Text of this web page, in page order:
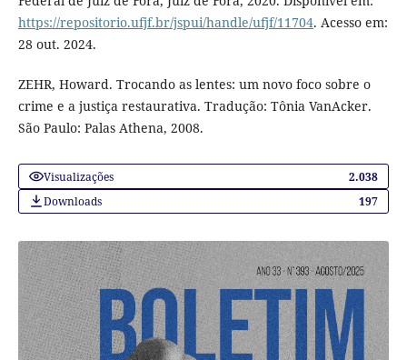
https://repositorio.ufjf.br/jspui/handle/ufjf/11704. Acesso em:
28 out. 2024.
ZEHR, Howard. Trocando as lentes: um novo foco sobre o
crime e a justiça restaurativa. Tradução: Tônia VanAcker.
São Paulo: Palas Athena, 2008.
Visualizações
2.038
Downloads
197